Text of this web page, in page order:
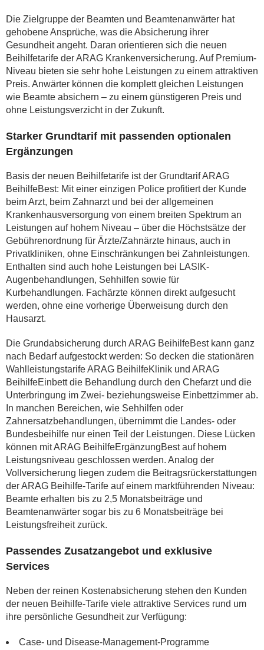
Die Zielgruppe der Beamten und Beamtenanwärter hat
gehobene Ansprüche, was die Absicherung ihrer
Gesundheit angeht. Daran orientieren sich die neuen
Beihilfetarife der ARAG Krankenversicherung. Auf Premium-
Niveau bieten sie sehr hohe Leistungen zu einem attraktiven
Preis. Anwärter können die komplett gleichen Leistungen
wie Beamte absichern – zu einem günstigeren Preis und
ohne Leistungsverzicht in der Zukunft.
Starker Grundtarif mit passenden optionalen
Ergänzungen
Basis der neuen Beihilfetarife ist der Grundtarif ARAG
BeihilfeBest: Mit einer einzigen Police profitiert der Kunde
beim Arzt, beim Zahnarzt und bei der allgemeinen
Krankenhausversorgung von einem breiten Spektrum an
Leistungen auf hohem Niveau – über die Höchstsätze der
Gebührenordnung für Ärzte/Zahnärzte hinaus, auch in
Privatkliniken, ohne Einschränkungen bei Zahnleistungen.
Enthalten sind auch hohe Leistungen bei LASIK-
Augenbehandlungen, Sehhilfen sowie für
Kurbehandlungen. Fachärzte können direkt aufgesucht
werden, ohne eine vorherige Überweisung durch den
Hausarzt.
Die Grundabsicherung durch ARAG BeihilfeBest kann ganz
nach Bedarf aufgestockt werden: So decken die stationären
Wahlleistungstarife ARAG BeihilfeKlinik und ARAG
BeihilfeEinbett die Behandlung durch den Chefarzt und die
Unterbringung im Zwei- beziehungsweise Einbettzimmer ab.
In manchen Bereichen, wie Sehhilfen oder
Zahnersatzbehandlungen, übernimmt die Landes- oder
Bundesbeihilfe nur einen Teil der Leistungen. Diese Lücken
können mit ARAG BeihilfeErgänzungBest auf hohem
Leistungsniveau geschlossen werden. Analog der
Vollversicherung liegen zudem die Beitragsrückerstattungen
der ARAG Beihilfe-Tarife auf einem marktführenden Niveau:
Beamte erhalten bis zu 2,5 Monatsbeiträge und
Beamtenanwärter sogar bis zu 6 Monatsbeiträge bei
Leistungsfreiheit zurück.
Passendes Zusatzangebot und exklusive
Services
Neben der reinen Kostenabsicherung stehen den Kunden
der neuen Beihilfe-Tarife viele attraktive Services rund um
ihre persönliche Gesundheit zur Verfügung:
Case- und Disease-Management-Programme